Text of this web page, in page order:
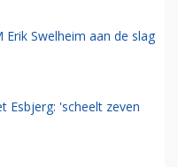
Swelheim aan de slag
Esbjerg: 'scheelt zeven